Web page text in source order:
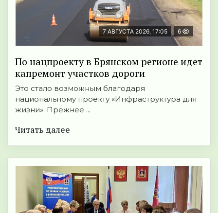
7 АВГУСТА 2026, 17:05 6
По нацпроекту в Брянском регионе идет
капремонт участков дороги
Это стало возможным благодаря
национальному проекту «Инфраструктура для
жизни». Прежнее ...
Читать далее